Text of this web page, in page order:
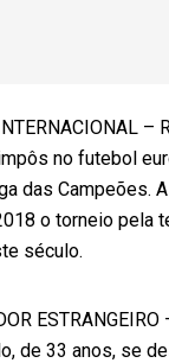
–
no futebol
das Campeões.
o torneio pela
século.
de 33 anos, se